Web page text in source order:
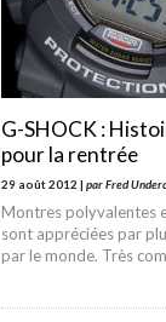
G-SHOCK :
pour la rentrée
29 août 2012 | par Fred
Montres polyvalentes
sont appréciées par
par le monde. Très